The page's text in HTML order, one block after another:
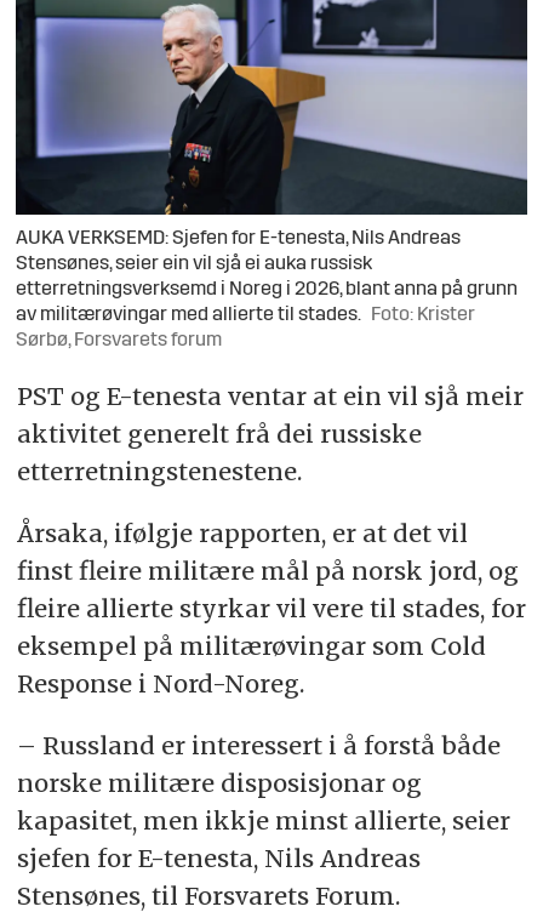
AUKA VERKSEMD: Sjefen for E-tenesta, Nils Andreas
Stensønes, seier ein vil sjå ei auka russisk
etterretningsverksemd i Noreg i 2026, blant anna på grunn
av militærøvingar med allierte til stades.
Foto: Krister
Sørbø, Forsvarets forum
PST og E-tenesta ventar at ein vil sjå meir
aktivitet generelt frå dei russiske
etterretningstenestene.
Årsaka, ifølgje rapporten, er at det vil
finst fleire militære mål på norsk jord, og
fleire allierte styrkar vil vere til stades, for
eksempel på militærøvingar som Cold
Response i Nord-Noreg.
– Russland er interessert i å forstå både
norske militære disposisjonar og
kapasitet, men ikkje minst allierte, seier
sjefen for E-tenesta, Nils Andreas
Stensønes, til Forsvarets Forum.